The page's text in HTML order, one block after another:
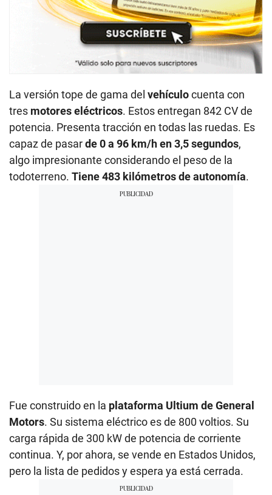
La versión tope de gama del vehículocuenta con
tres motores eléctricos. Estos entregan 842 CV de
potencia. Presenta tracción en todas las ruedas. Es
capaz de pasarde 0 a 96 km/h en 3,5 segundos,
algo impresionante considerando el peso de la
todoterreno. Tiene 483 kilómetros de autonomía.
Fue construido en la plataforma Ultium de General
Motors. Su sistema eléctrico es de 800 voltios. Su
carga rápida de 300 kW de potencia de corriente
continua. Y, por ahora, se vende en Estados Unidos,
pero la lista de pedidos y espera ya está cerrada.